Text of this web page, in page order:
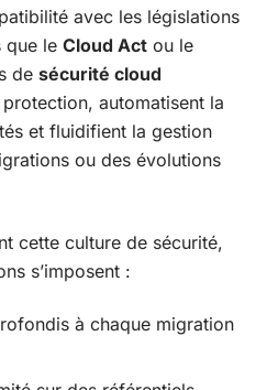
avec les législations
que le Cloud Act ou le
de sécurité cloud
automatisent la
et fluidifient la gestion
ou des évolutions
cette culture de sécurité,
s’imposent :
à chaque migration